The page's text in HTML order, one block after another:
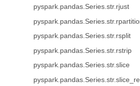
pyspark.pandas.Series.str.rjust
pyspark.pandas.Series.str.rsplit
pyspark.pandas.Series.str.rstrip
pyspark.pandas.Series.str.slice